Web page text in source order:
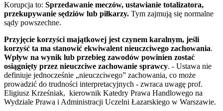
Korupcja to: Sprzedawanie meczów, ustawianie totalizatora,
przekupywanie sędziów lub piłkarzy. Tym zajmują się normalne
sądy powszechne.
Przyjęcie korzyści majątkowej jest czynem karalnym, jeśli
korzyść ta ma stanowić ekwiwalent nieuczciwego zachowania.
Wpływ na wynik lub przebieg zawodów powinien zostać
osiągnięty przez nieuczciwe zachowanie sprawcy. - Ustawa nie
definiuje jednocześnie „nieuczciwego” zachowania, co może
prowadzić do trudności interpretacyjnych - zwraca uwagę prof.
Eligiusz Krześniak, kierownik Katedry Prawa Handlowego na
Wydziale Prawa i Administracji Uczelni Łazarskiego w Warszawie.